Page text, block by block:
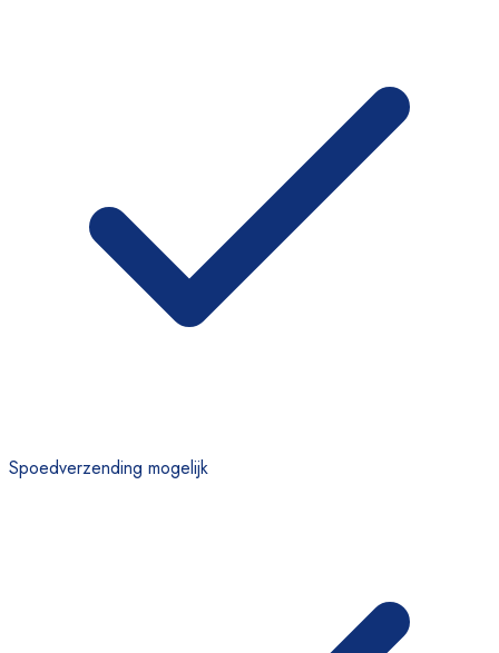
Spoedverzending mogelijk